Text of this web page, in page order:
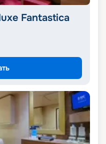
Fantastica